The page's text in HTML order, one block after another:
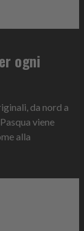
ogni
da nord a
viene
alla